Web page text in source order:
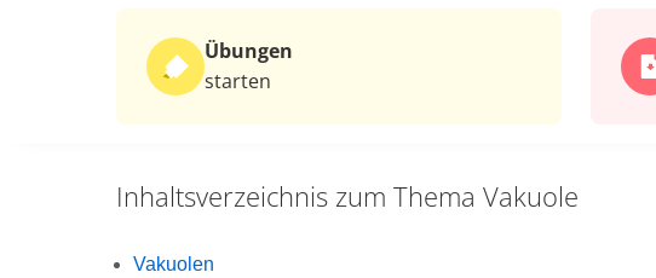
Übungen
starten
Inhaltsverzeichnis zum Thema Vakuole
Vakuolen